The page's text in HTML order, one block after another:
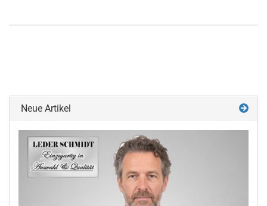
Neue Artikel